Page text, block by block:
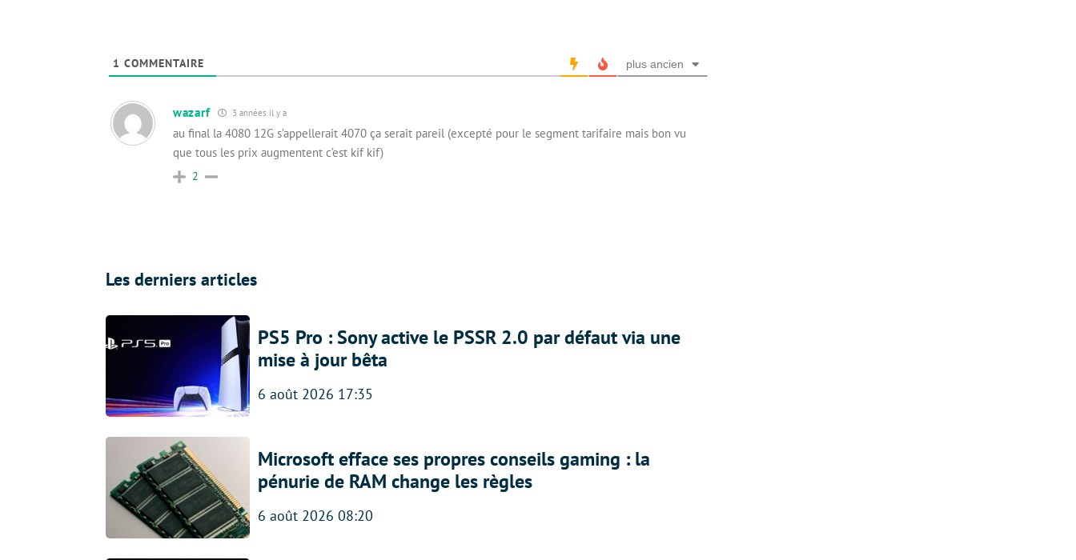
1 COMMENTAIRE plus ancien
wazarf 3 années il y a
au final la 4080 12G s’appellerait 4070 ça serait pareil (excepté pour le segment tarifaire mais bon vu
que tous les prix augmentent c’est kif kif)
2
Les derniers articles
PS5 Pro : Sony active le PSSR 2.0 par défaut via une
mise à jour bêta
6 août 2026 17:35
Microsoft efface ses propres conseils gaming : la
pénurie de RAM change les règles
6 août 2026 08:20